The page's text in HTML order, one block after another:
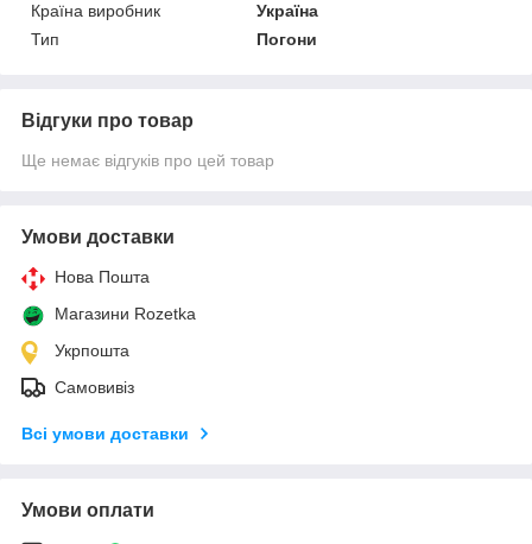
Країна виробник
Україна
Тип
Погони
Відгуки про товар
Ще немає відгуків про цей товар
Умови доставки
Нова Пошта
Магазини Rozetka
Укрпошта
Самовивіз
Всі умови доставки
Умови оплати